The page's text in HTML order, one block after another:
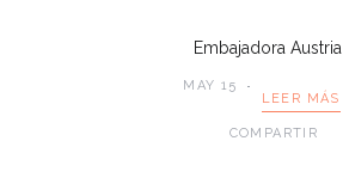
Embajadora Austria
MAY 15
LEER MÁS
COMPARTIR